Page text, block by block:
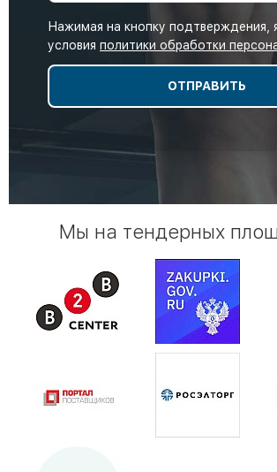
Нажимая на кнопку подтверждения,
условия политики обработки
Мы на тендерных